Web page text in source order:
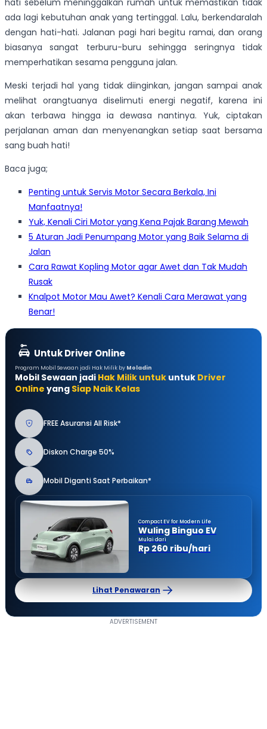
ada lagi kebutuhan anak yang tertinggal. Lalu, berkendaralah
dengan hati-hati. Jalanan pagi hari begitu ramai, dan orang
biasanya sangat terburu-buru sehingga seringnya tidak
memperhatikan sesama pengguna jalan.
Meski terjadi hal yang tidak diinginkan, jangan sampai anak
melihat orangtuanya diselimuti energi negatif, karena ini
akan terbawa hingga ia dewasa nantinya. Yuk, ciptakan
perjalanan aman dan menyenangkan setiap saat bersama
sang buah hati!
Baca juga;
Penting untuk Servis Motor Secara Berkala, Ini
Manfaatnya!
Yuk, Kenali Ciri Motor yang Kena Pajak Barang Mewah
5 Aturan Jadi Penumpang Motor yang Baik Selama di
Jalan
Cara Rawat Kopling Motor agar Awet dan Tak Mudah
Rusak
Knalpot Motor Mau Awet? Kenali Cara Merawat yang
Benar!
Untuk Driver Online
Program Mobil Sewaan jadi Hak Milik by Moladin
Mobil Sewaan jadi Hak Milik untuk untuk Driver
Online yang Siap Naik Kelas
FREE Asuransi All Risk*
Diskon Charge 50%
Mobil Diganti Saat Perbaikan*
Compact EV for Modern Life
Wuling Binguo EV
Mulai dari
Rp 260 ribu/hari
Lihat Penawaran